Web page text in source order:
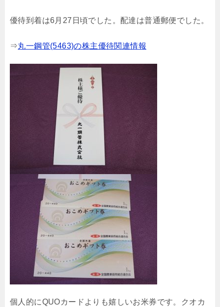
優待到着は6月27日頃でした。配達は普通郵便でした。
⇒丸一鋼管(5463)の株主優待関連情報
個人的にQUOカードよりも嬉しいお米券です。クオカ